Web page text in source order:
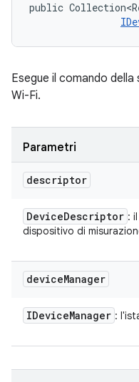
public
Esegue il comando
Wi-Fi.
Parametri
descriptor
DeviceDescriptor : il
dispositivo di
deviceManager
IDeviceManager :